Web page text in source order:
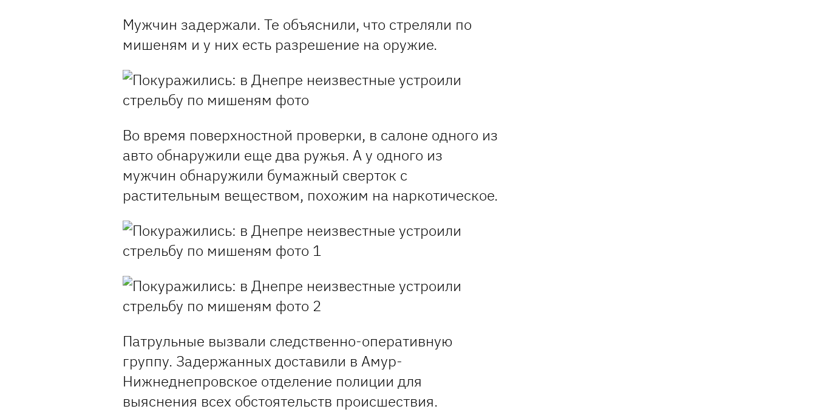
Мужчин задержали. Те объяснили, что стреляли по
мишеням и у них есть разрешение на оружие.
Во время поверхностной проверки, в салоне одного из
авто обнаружили еще два ружья. А у одного из
мужчин обнаружили бумажный сверток с
растительным веществом, похожим на наркотическое.
Патрульные вызвали следственно-оперативную
группу. Задержанных доставили в Амур-
Нижнеднепровское отделение полиции для
выяснения всех обстоятельств происшествия.